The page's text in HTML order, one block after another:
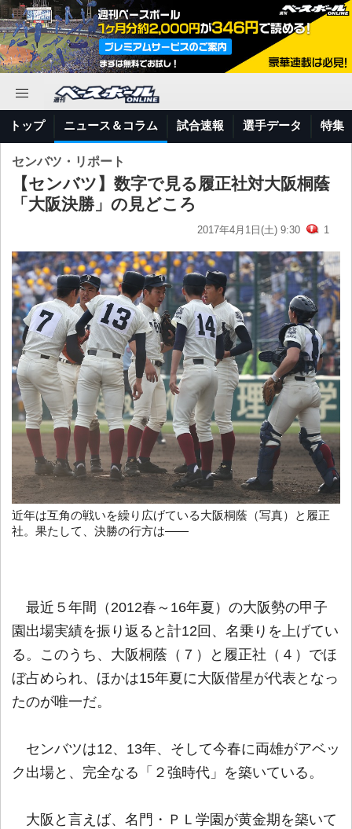
トップ ニュース＆コラム 試合速報 選手データ 特集
センバツ・リポート
【センバツ】数字で見る履正社対大阪桐蔭
「大阪決勝」の見どころ
2017年4月1日(土) 9:30 1
近年は互角の戦いを繰り広げている大阪桐蔭（写真）と履正
社。果たして、決勝の行方は――
最近５年間（2012春～16年夏）の大阪勢の甲子
園出場実績を振り返ると計12回、名乗りを上げてい
る。このうち、大阪桐蔭（７）と履正社（４）でほ
ぼ占められ、ほかは15年夏に大阪偕星が代表となっ
たのが唯一だ。
センバツは12、13年、そして今春に両雄がアベッ
ク出場と、完全なる「２強時代」を築いている。
大阪と言えば、名門・ＰＬ学園が黄金期を築いて